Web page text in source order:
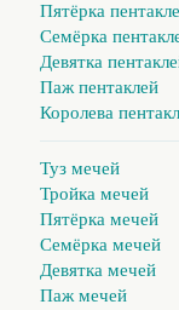
Пятёрка
Семёрка
Девятка
Паж пентаклей
Королева
Туз мечей
Тройка мечей
Пятёрка мечей
Семёрка мечей
Девятка мечей
Паж мечей